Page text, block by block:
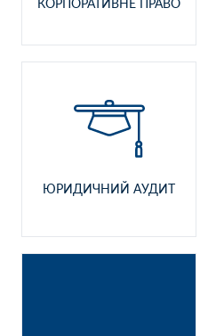
КОРПОРАТИВНЕ ПРАВО
ЮРИДИЧНИЙ АУДИТ